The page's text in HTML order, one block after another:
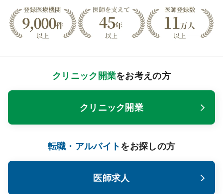
クリニック開業をお考えの方
クリニック開業
転職・アルバイトをお探しの方
医師求人